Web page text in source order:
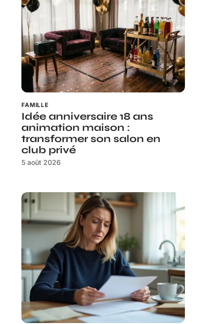
FAMILLE
Idée anniversaire 18 ans
animation maison :
transformer son salon en
club privé
5 août 2026